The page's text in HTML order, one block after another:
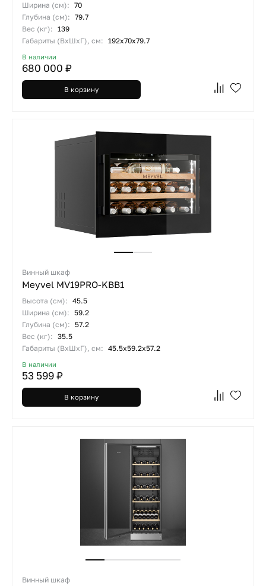
Ширина (см): 70
Глубина (см): 79.7
Вес (кг): 139
Габариты (ВхШхГ), см: 192х70х79.7
В наличии
680 000 ₽
В корзину
Винный шкаф
Meyvel MV19PRO-KBB1
Высота (см): 45.5
Ширина (см): 59.2
Глубина (см): 57.2
Вес (кг): 35.5
Габариты (ВхШхГ), см: 45.5х59.2х57.2
В наличии
53 599 ₽
В корзину
Винный шкаф